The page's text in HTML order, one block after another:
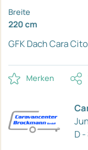
Breite
220 cm
GFK DachCara
Merken
D